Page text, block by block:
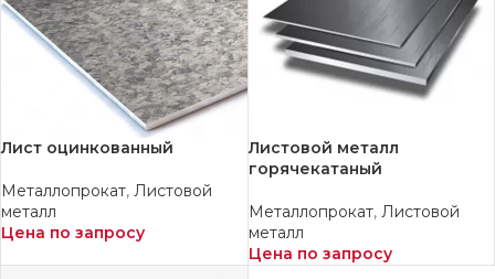
Лист оцинкованный
Металлопрокат, Листовой
металл
Цена по запросу
Листовой металл
горячекатаный
Металлопрокат, Листовой
металл
Цена по запросу